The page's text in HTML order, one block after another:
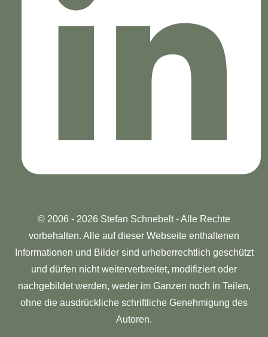
© 2006 - 2026 Stefan Schnebelt - Alle Rechte
vorbehalten. Alle auf dieser Webseite enthaltenen
Informationen und Bilder sind urheberrechtlich geschützt
und dürfen nicht weiterverbreitet, modifiziert oder
nachgebildet werden, weder im Ganzen noch in Teilen,
ohne die ausdrückliche schriftliche Genehmigung des
Autoren.